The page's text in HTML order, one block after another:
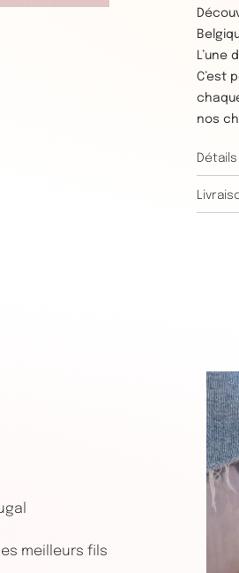
C’est
nos
Détails
meilleurs fils